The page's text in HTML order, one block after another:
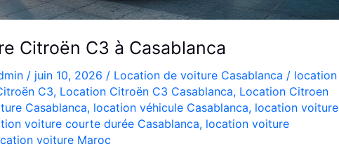
Citroën C3 à Casablanca
/ juin 10, 2026 / Location de voiture Casablanca / location
C3, Location Citroën C3 Casablanca, Location Citroen
Casablanca, location véhicule Casablanca, location voiture
voiture courte durée Casablanca, location voiture
voiture Maroc